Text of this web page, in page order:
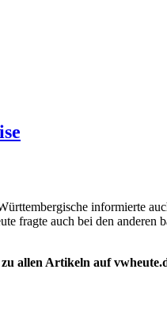
informierte
fragte auch bei den anderen
allen Artikeln auf